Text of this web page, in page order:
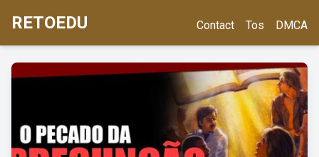
RETOEDU Contact Tos DMCA